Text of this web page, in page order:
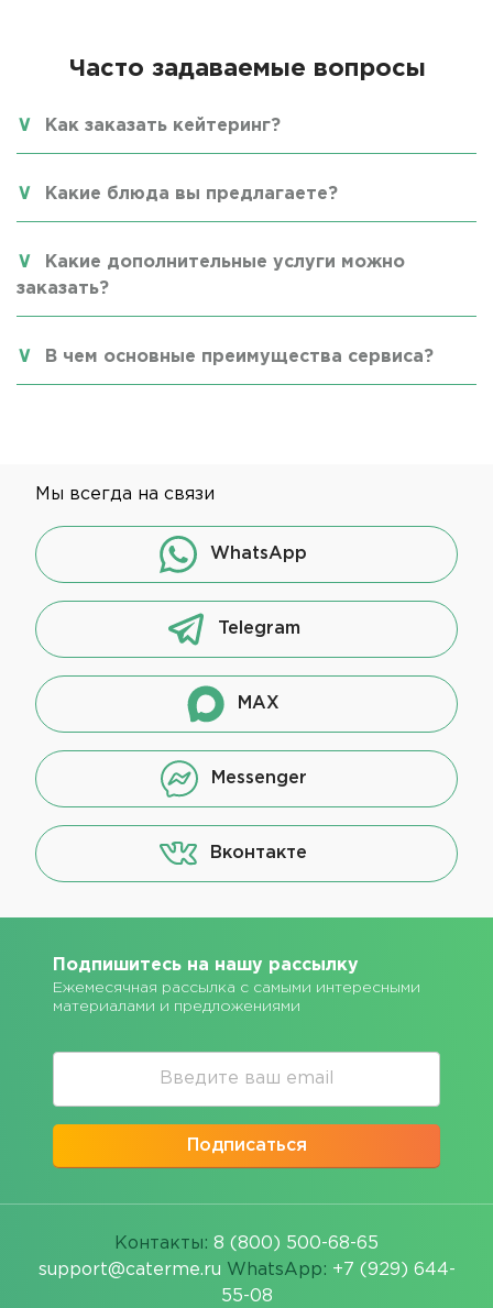
Часто задаваемые вопросы
Как заказать кейтеринг?
Какие блюда вы предлагаете?
Какие дополнительные услуги можно
заказать?
В чем основные преимущества сервиса?
Мы всегда на связи
WhatsApp
Telegram
MAX
Messenger
Вконтакте
Подпишитесь на нашу рассылку
Ежемесячная рассылка с самыми интересными
материалами и предложениями
Подписаться
Контакты: 8 (800) 500-68-65
support@caterme.ru WhatsApp: +7 (929) 644-
55-08